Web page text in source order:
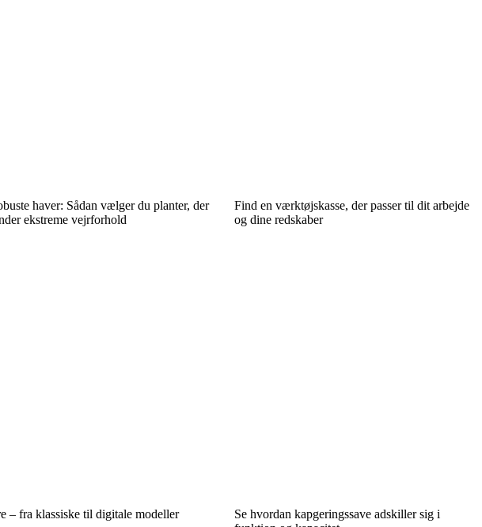
haver: Sådan vælger du planter, der
ekstreme vejrforhold
Find en værktøjskasse, der passer til dit arbejde
og dine redskaber
– fra klassiske til digitale modeller
Se hvordan kapgeringssave adskiller sig i